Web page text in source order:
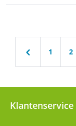
1 2
Klantenservice